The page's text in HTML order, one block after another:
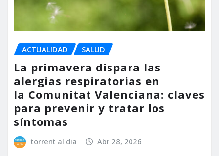
ACTUALIDAD SALUD
La primavera dispara las
alergias respiratorias en
la Comunitat Valenciana: claves
para prevenir y tratar los
síntomas
torrent al dia Abr 28, 2026